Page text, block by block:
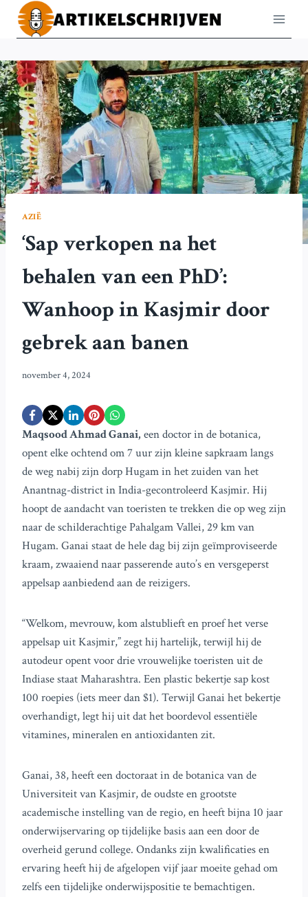
Doorgaan
naar
AZIË
‘Sap verkopen na het
behalen van een PhD’:
Wanhoop in Kasjmir door
gebrek aan banen
november 4, 2024
Maqsood Ahmad Ganai, een doctor in de botanica,
opent elke ochtend om 7 uur zijn kleine sapkraam langs
de weg nabij zijn dorp Hugam in het zuiden van het
Anantnag-district in India-gecontroleerd Kasjmir. Hij
hoopt de aandacht van toeristen te trekken die op weg zijn
naar de schilderachtige Pahalgam Vallei, 29 km van
Hugam. Ganai staat de hele dag bij zijn geïmproviseerde
kraam, zwaaiend naar passerende auto’s en versgeperst
appelsap aanbiedend aan de reizigers.
“Welkom, mevrouw, kom alstublieft en proef het verse
appelsap uit Kasjmir,” zegt hij hartelijk, terwijl hij de
autodeur opent voor drie vrouwelijke toeristen uit de
Indiase staat Maharashtra. Een plastic bekertje sap kost
100 roepies (iets meer dan $1). Terwijl Ganai het bekertje
overhandigt, legt hij uit dat het boordevol essentiële
vitamines, mineralen en antioxidanten zit.
Ganai, 38, heeft een doctoraat in de botanica van de
Universiteit van Kasjmir, de oudste en grootste
academische instelling van de regio, en heeft bijna 10 jaar
onderwijservaring op tijdelijke basis aan een door de
overheid gerund college. Ondanks zijn kwalificaties en
ervaring heeft hij de afgelopen vijf jaar moeite gehad om
zelfs een tijdelijke onderwijspositie te bemachtigen.